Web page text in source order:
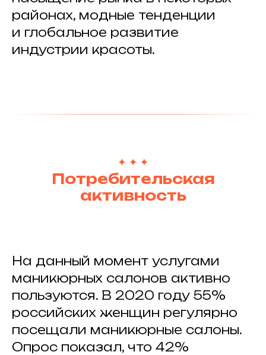
районах, модные тенденции
и глобальное развитие
индустрии красоты.
Потребительская
активность
На данный момент услугами
маникюрных салонов активно
пользуются. В 2020 году 55%
российских женщин регулярно
посещали маникюрные салоны.
Опрос показал, что 42%